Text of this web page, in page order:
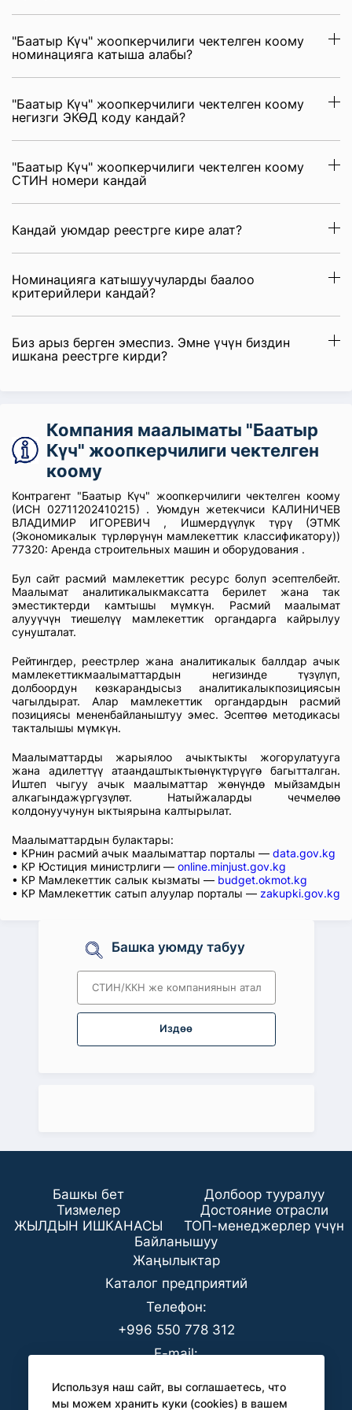
"Баатыр Күч" жоопкерчилиги чектелген коому
номинацияга катыша алабы?
"Баатыр Күч" жоопкерчилиги чектелген коому
негизги ЭКӨД коду кандай?
"Баатыр Күч" жоопкерчилиги чектелген коому
СТИН номери кандай
Кандай уюмдар реестрге кире алат?
Номинацияга катышуучуларды баалоо
критерийлери кандай?
Биз арыз берген эмеспиз. Эмне үчүн биздин
ишкана реестрге кирди?
Компания маалыматы "Баатыр
Күч" жоопкерчилиги чектелген
коому
Контрагент "Баатыр Күч" жоопкерчилиги чектелген коому
(ИСН 02711202410215) . Уюмдун жетекчиси КАЛИНИЧЕВ
ВЛАДИМИР ИГОРЕВИЧ , Ишмердүүлүк түрү (ЭТМК
(Экономикалык түрлөрүнүн мамлекеттик классификатору))
77320: Аренда строительных машин и оборудования .
Бул сайт расмий мамлекеттик ресурс болуп эсептелбейт.
Маалымат аналитикалыкмаксатта берилет жана так
эместиктерди камтышы мүмкүн. Расмий маалымат
алууүчүн тиешелүү мамлекеттик органдарга кайрылуу
сунушталат.
Рейтингдер, реестрлер жана аналитикалык баллдар ачык
мамлекеттикмаалыматтардын негизинде түзүлүп,
долбоордун көзкарандысыз аналитикалыкпозициясын
чагылдырат. Алар мамлекеттик органдардын расмий
позициясы мененбайланыштуу эмес. Эсептөө методикасы
такталышы мүмкүн.
Маалыматтарды жарыялоо ачыктыкты жогорулатууга
жана адилеттүү атаандаштыктыөнүктүрүүгө багытталган.
Иштеп чыгуу ачык маалыматтар жөнүндө мыйзамдын
алкагындажүргүзүлөт. Натыйжаларды чечмелөө
колдонуучунун ыктыярына калтырылат.
Маалыматтардын булактары:
• КРнин расмий ачык маалыматтар порталы — data.gov.kg
• КР Юстиция министрлиги — online.minjust.gov.kg
• КР Мамлекеттик салык кызматы — budget.okmot.kg
• КР Мамлекеттик сатып алуулар порталы — zakupki.gov.kg
Башка уюмду табуу
Издөө
Используя наш сайт, вы соглашаетесь, что
мы можем хранить куки (cookies) в вашем
Башкы бет
Долбоор тууралуу
Тизмелер
Достояние отрасли
ЖЫЛДЫН ИШКАНАСЫ
ТОП-менеджерлер үчүн
Байланышуу
Жаңылыктар
Каталог предприятий
Телефон:
+996 550 778 312
E-mail:
БААК үчүн: